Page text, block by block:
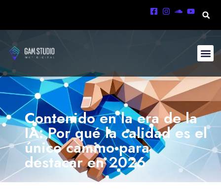
Contenido en la era de la
IA: Por qué la calidad es el
único camino para
destacar en 2026